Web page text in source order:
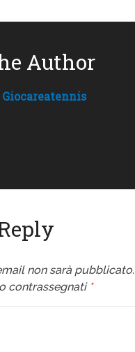
Author
Giocareatennis
non sarà pubblicato.
contrassegnati *